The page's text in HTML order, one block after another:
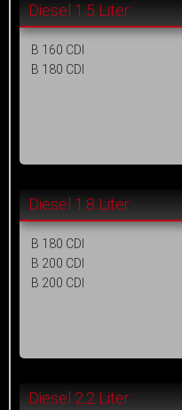
Diesel 1.5 Liter
B 160 CDI
B 180 CDI
Diesel 1.8 Liter
B 180 CDI
B 200 CDI
B 200 CDI
Diesel 2.2 Liter